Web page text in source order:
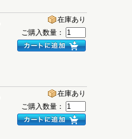
在庫あり
ご購入数量：
在庫あり
ご購入数量：